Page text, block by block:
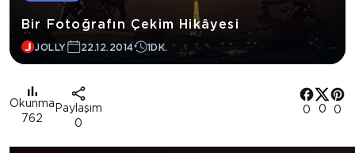
Bir Fotoğrafın Çekim Hikâyesi
JOLLY 22.12.2014 1DK.
Okunma
762
Paylaşım
0
0 0 0